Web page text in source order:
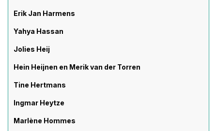
Erik Jan Harmens
Yahya Hassan
Jolies Heij
Hein Heijnen en Merik van der Torren
Tine Hertmans
Ingmar Heytze
Marlène Hommes